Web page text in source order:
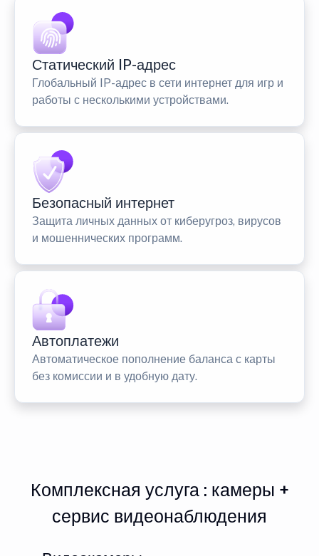
Статический IP-адрес
Глобальный IP-адрес в сети интернет для игр и
работы с несколькими устройствами.
Безопасный интернет
Защита личных данных от киберугроз, вирусов
и мошеннических программ.
Автоплатежи
Автоматическое пополнение баланса с карты
без комиссии и в удобную дату.
Комплексная услуга : камеры +
сервис видеонаблюдения